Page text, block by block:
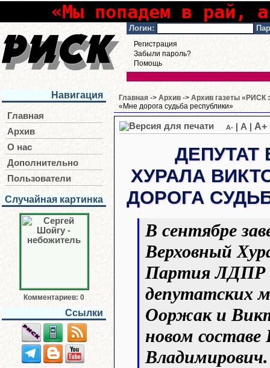
«Мы попадем в рай,
Логин:
Регистрация
Забыли пароль?
Помощь
Навигация
Главная
Архив
О нас
Дополнительно
Пользователи
Случайная картинка
Комментариев: 0
Ссылки
Главная -> Архив -> Архив газеты «РИСК
«Мне дорога судьба республики»
A- A A+
ДЕПУТАТ
ХУРАЛА
ДОРОГА
В сентябре
Верховный
Партия ЛДПР в
депутатских
Ооржак и
новом
Владимирович.